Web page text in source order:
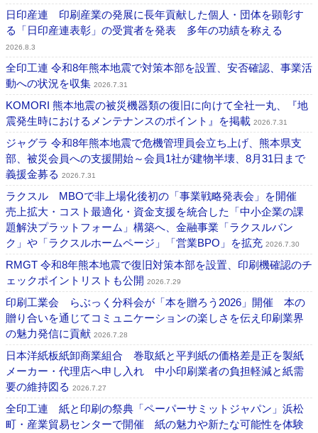
日印産連 印刷産業の発展に長年貢献した個人・団体を顕彰す
る「日印産連表彰」の受賞者を発表 多年の功績を称える
2026.8.3
全印工連 令和8年熊本地震で対策本部を設置、安否確認、事業活
動への状況を収集 2026.7.31
KOMORI 熊本地震の被災機器類の復旧に向けて全社一丸、『地
震発生時におけるメンテナンスのポイント』を掲載 2026.7.31
ジャグラ 令和8年熊本地震で危機管理員会立ち上げ、熊本県支
部、被災会員への支援開始～会員1社が建物半壊、8月31日まで
義援金募る 2026.7.31
ラクスル MBOで非上場化後初の「事業戦略発表会」を開催
売上拡大・コスト最適化・資金支援を統合した「中小企業の課
題解決プラットフォーム」構築へ、金融事業「ラクスルバン
ク」や「ラクスルホームページ」「営業BPO」を拡充 2026.7.30
RMGT 令和8年熊本地震で復旧対策本部を設置、印刷機確認のチ
ェックポイントリストも公開 2026.7.29
印刷工業会 らぶっく分科会が「本を贈ろう2026」開催 本の
贈り合いを通じてコミュニケーションの楽しさを伝え印刷業界
の魅力発信に貢献 2026.7.28
日本洋紙板紙卸商業組合 巻取紙と平判紙の価格差是正を製紙
メーカー・代理店へ申し入れ 中小印刷業者の負担軽減と紙需
要の維持図る 2026.7.27
全印工連 紙と印刷の祭典「ペーパーサミットジャパン」浜松
町・産業貿易センターで開催 紙の魅力や新たな可能性を体験